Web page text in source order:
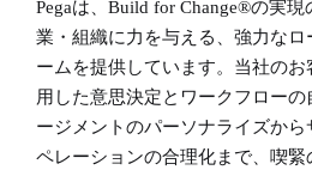
Pegaは、Build for Change®の実
業・組織に力を与える、強力なロ
ームを提供しています。当社のお
用した意思決定とワークフロー
ージメントのパーソナライズか
ペレーションの合理化まで、喫